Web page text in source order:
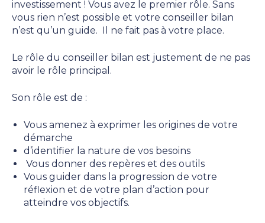
investissement ! Vous avez le premier rôle. Sans
vous rien n’est possible et votre conseiller bilan
n’est qu’un guide. Il ne fait pas à votre place.
Le rôle du conseiller bilan est justement de ne pas
avoir le rôle principal.
Son rôle est de :
Vous amenez à exprimer les origines de votre
démarche
d’identifier la nature de vos besoins
Vous donner des repères et des outils
Vous guider dans la progression de votre
réflexion et de votre plan d’action pour
atteindre vos objectifs.